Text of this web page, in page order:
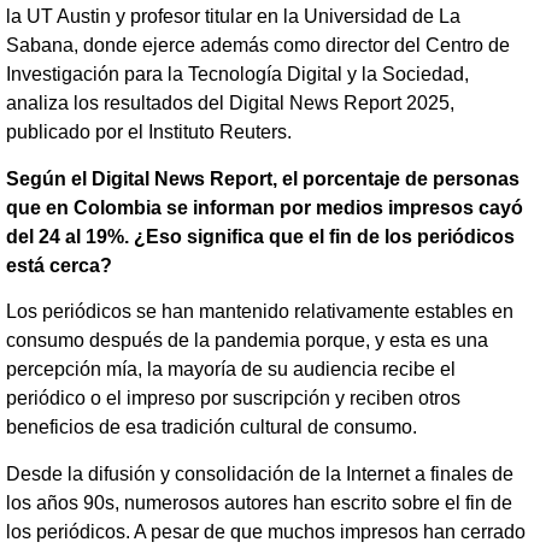
la UT Austin y profesor titular en la Universidad de La
Sabana, donde ejerce además como director del Centro de
Investigación para la Tecnología Digital y la Sociedad,
analiza los resultados del Digital News Report 2025,
publicado por el Instituto Reuters.
Según el Digital News Report, el porcentaje de personas
que en Colombia se informan por medios impresos cayó
del 24 al 19%. ¿Eso significa que el fin de los periódicos
está cerca?
Los periódicos se han mantenido relativamente estables en
consumo después de la pandemia porque, y esta es una
percepción mía, la mayoría de su audiencia recibe el
periódico o el impreso por suscripción y reciben otros
beneficios de esa tradición cultural de consumo.
Desde la difusión y consolidación de la Internet a finales de
los años 90s, numerosos autores han escrito sobre el fin de
los periódicos. A pesar de que muchos impresos han cerrado